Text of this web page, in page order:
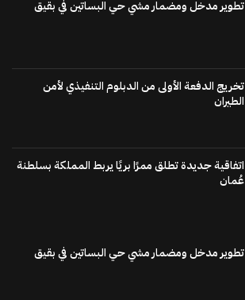
تطوير مدخل ومضمار مشي حي البساتين في بقيق
تخريج الدفعة الأولى من الدبلوم التنفيذي لأمن
الطيران
اتفاقية جديدة تطلق ممرًا بريًا يربط المملكة بسلطنة
عُمان
تطوير مدخل ومضمار مشي حي البساتين في بقيق